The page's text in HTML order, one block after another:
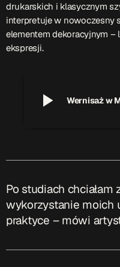
Przydatne
kieleckich studentów
Wyszukaj
drukarskich i klasycznym
interpretuje w nowoczesny
elementem dekoracyjnym –
ekspresji.
play_arrow
Po studiach
wykorzystanie moich
praktyce – mówi